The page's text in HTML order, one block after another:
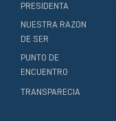
PRESIDENTA
NUESTRA RAZON
DE SER
PUNTO DE
ENCUENTRO
TRANSPARECIA